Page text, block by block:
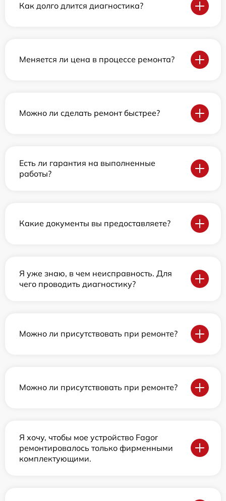
Как долго длится диагностика?
Меняется ли цена в процессе ремонта?
Можно ли сделать ремонт быстрее?
Есть ли гарантия на выполненные
работы?
Какие документы вы предоставляете?
Я уже знаю, в чем неисправность. Для
чего проводить диагностику?
Можно ли присутствовать при ремонте?
Можно ли присутствовать при ремонте?
Я хочу, чтобы мое устройство Fagor
ремонтировалось только фирменными
комплектующими.